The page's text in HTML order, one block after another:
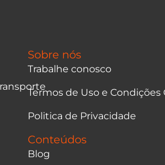
Sobre nós
Trabalhe conosco
Termos de Uso e Condições
Politica de Privacidade
Conteúdos
Blog